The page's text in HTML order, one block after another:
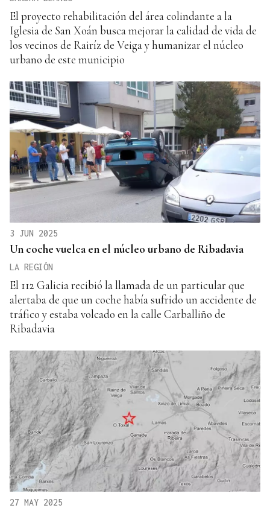
El proyecto rehabilitación del área colindante a la
Iglesia de San Xoán busca mejorar la calidad de vida de
los vecinos de Rairíz de Veiga y humanizar el núcleo
urbano de este municipio
3 JUN 2025
Un coche vuelca en el núcleo urbano de Ribadavia
LA REGIÓN
El 112 Galicia recibió la llamada de un particular que
alertaba de que un coche había sufrido un accidente de
tráfico y estaba volcado en la calle Carballiño de
Ribadavia
27 MAY 2025